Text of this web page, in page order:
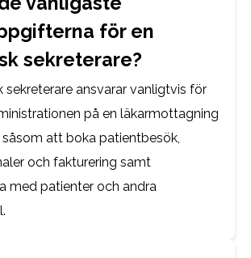
för en
sekreterare?
sekreterare ansvarar vanligtvis för
på en läkarmottagning
såsom att boka patientbesök,
och fakturering samt
med patienter och andra